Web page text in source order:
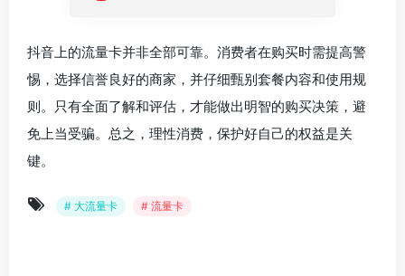
抖音上的流量卡并非全部可靠。消费者在购买时需提高警
惕，选择信誉良好的商家，并仔细甄别套餐内容和使用规
则。只有全面了解和评估，才能做出明智的购买决策，避
免上当受骗。总之，理性消费，保护好自己的权益是关
键。
# 大流量卡 # 流量卡